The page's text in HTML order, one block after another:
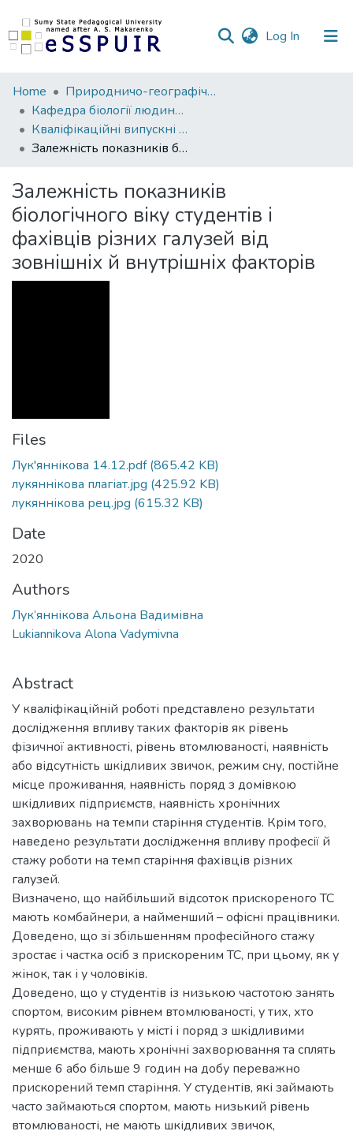
Log In (current)
Communities
&
Collections
Statistics
Home
Природничо-географічний факультет
Кафедра біології людини, хімії та методики навчання хімії
Кваліфікаційні випускні роботи здобувачів вищої освіти
Залежність показників біологічного віку студентів і фахівців різних галузей від зовнішніх й внутрішніх факторів
Залежність показників
біологічного віку студентів і
фахівців різних галузей від
зовнішніх й внутрішніх факторів
Files
Лук'яннікова 14.12.pdf(865.42 KB)
лукяннікова плагіат.jpg (425.92 KB)
лукяннікова рец.jpg (615.32 KB)
Date
2020
Authors
Лук’яннікова Альона Вадимівна
Lukiannikova Alona Vadymivna
Abstract
У кваліфікаційній роботі представлено результати
дослідження впливу таких факторів як рівень
фізичної активності, рівень втомлюваності, наявність
або відсутність шкідливих звичок, режим сну, постійне
місце проживання, наявність поряд з домівкою
шкідливих підприємств, наявність хронічних
захворювань на темпи старіння студентів. Крім того,
наведено результати дослідження впливу професії й
стажу роботи на темп старіння фахівців різних
галузей.
Визначено, що найбільший відсоток прискореного ТС
мають комбайнери, а найменший – офісні працівники.
Доведено, що зі збільшенням професійного стажу
зростає і частка осіб з прискореним ТС, при цьому, як у
жінок, так і у чоловіків.
Доведено, що у студентів із низькою частотою занять
спортом, високим рівнем втомлюваності, у тих, хто
курять, проживають у місті і поряд з шкідливими
підприємства, мають хронічні захворювання та сплять
менше 6 або більше 9 годин на добу переважно
прискорений темп старіння. У студентів, які займають
часто займаються спортом, мають низький рівень
втомлюваності, не мають шкідливих звичок,